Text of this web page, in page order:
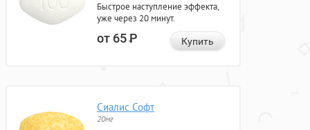
Быстрое наступление эффекта,
уже через 20 минут.
от 65Р Купить
Сиалис Софт
20мг